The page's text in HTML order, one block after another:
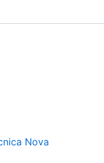
Nova